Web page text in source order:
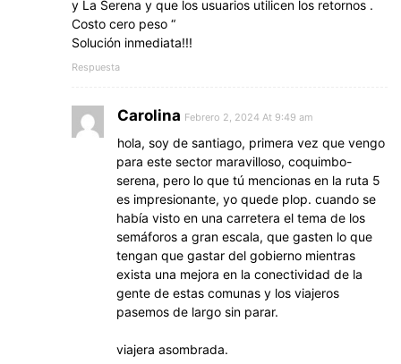
y La Serena y que los usuarios utilicen los retornos .
Costo cero peso “
Solución inmediata!!!
Respuesta
Carolina Febrero 2, 2024 At 9:49 am
hola, soy de santiago, primera vez que vengo
para este sector maravilloso, coquimbo-
serena, pero lo que tú mencionas en la ruta 5
es impresionante, yo quede plop. cuando se
había visto en una carretera el tema de los
semáforos a gran escala, que gasten lo que
tengan que gastar del gobierno mientras
exista una mejora en la conectividad de la
gente de estas comunas y los viajeros
pasemos de largo sin parar.
viajera asombrada.